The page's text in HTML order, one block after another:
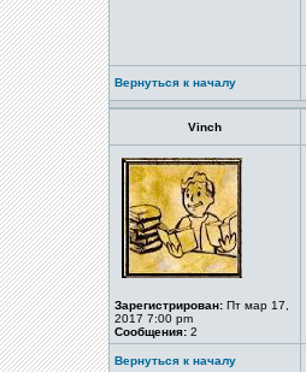
Вернуться к началу
Vinch
Зарегистрирован: Пт мар 17,
2017 7:00 pm
Сообщения: 2
Вернуться к началу